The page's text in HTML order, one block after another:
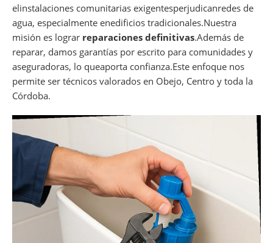
elinstalaciones comunitarias exigentesperjudicanredes de
agua, especialmente enedificios tradicionales.Nuestra
misión es lograr reparaciones definitivas.Además de
reparar, damos garantías por escrito para comunidades y
aseguradoras, lo queaporta confianza.Este enfoque nos
permite ser técnicos valorados en Obejo, Centro y toda la
Córdoba.